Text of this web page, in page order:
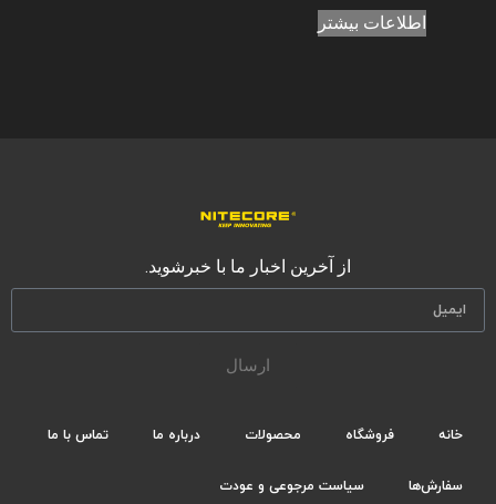
اطلاعات بیشتر
از آخرین اخبار ما با خبرشوید.
ارسال
خانه فروشگاه محصولات درباره ما تماس با ما
سفارش‌ها سیاست مرجوعی و عودت